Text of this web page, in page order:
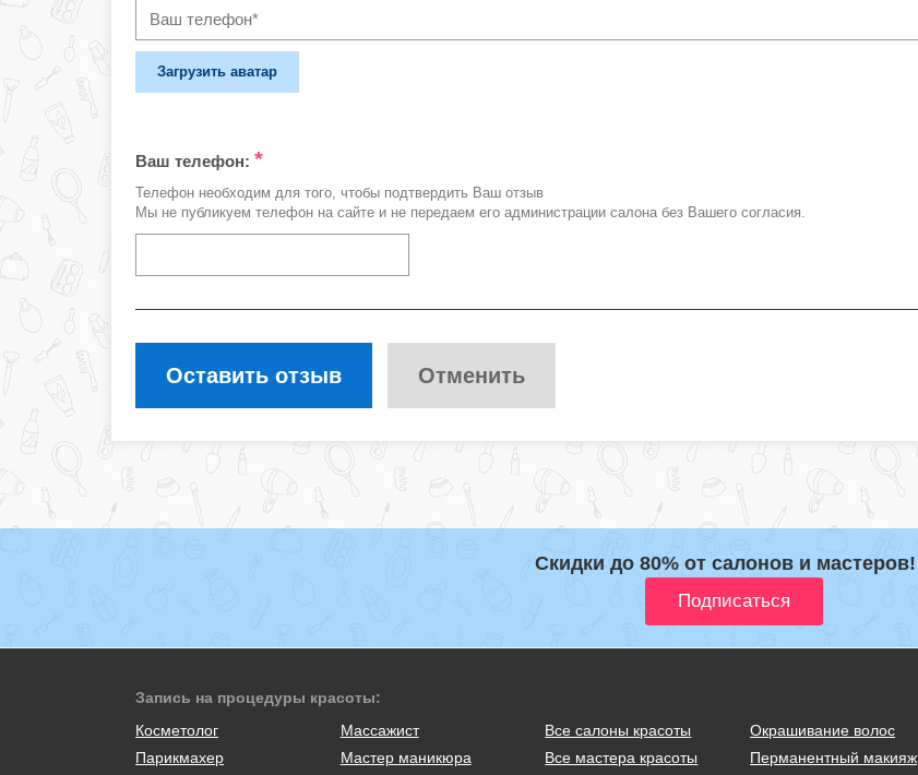
Загрузить аватар
Ваш телефон: *
Телефон необходим для того, чтобы подтвердить Ваш отзыв
Мы не публикуем телефон на сайте и не передаем его администрации салона без Вашего согласия.
Оставить отзыв Отменить
Скидки до 80% от салонов и мастеров!
Запись на процедуры красоты:
Косметолог
Массажист
Парикмахер
Мастер маникюра
Все салоны красоты
Все мастера красоты
Окрашивание волос
Перманентный макияж